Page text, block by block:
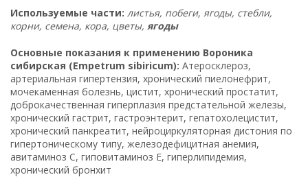
Используемые части: листья, побеги, ягоды, стебли,
корни, семена, кора, цветы, ягоды
Основные показания к применению Вороника
сибирская (Empetrum sibiricum): Атеросклероз,
артериальная гипертензия, хронический пиелонефрит,
мочекаменная болезнь, цистит, хронический простатит,
доброкачественная гиперплазия предстательной железы,
хронический гастрит, гастроэнтерит, гепатохолецистит,
хронический панкреатит, нейроциркуляторная дистония по
гипертоническому типу, железодефицитная анемия,
авитаминоз C, гиповитаминоз E, гиперлипидемия,
хронический бронхит